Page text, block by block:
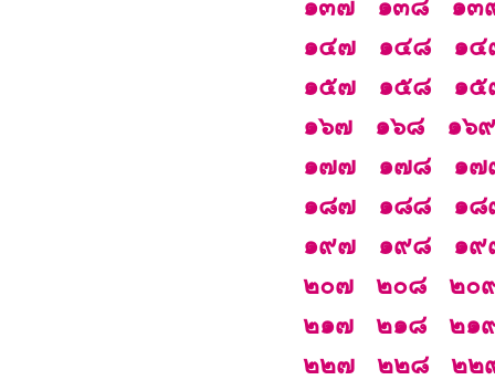
๑๓๗
๑๓๘
๑๓
๑๔๗
๑๔๘
๑๔
๑๕๗
๑๕๘
๑๕
๑๖๗
๑๖๘
๑๖๙
๑๗๗
๑๗๘
๑๗
๑๘๗
๑๘๘
๑๘
๑๙๗
๑๙๘
๑๙
๒๐๗
๒๐๘
๒๐
๒๑๗
๒๑๘
๒๑
๒๒๗
๒๒๘
๒๒